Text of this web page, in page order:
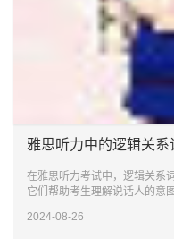
雅思听力中的逻辑关系
在雅思听力考试中，逻辑关系
它们帮助考生理解说话人的意
2024-08-26